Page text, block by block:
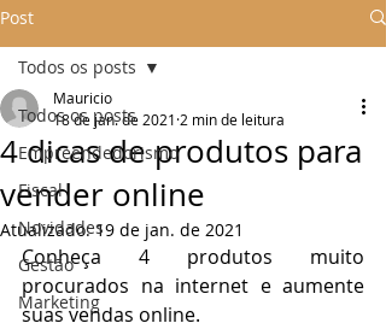
Post
Todos os posts
Empreendedorismo
Fiscal
Novidades
Gestão
Marketing
Todos os posts
4 dicas de produtos para
vender online
Mauricio
18 de jan. de 2021 2 min de leitura
Atualizado:19 de jan. de 2021
Conheça 4 produtos muito
procurados na internet e aumente
suas vendas online.